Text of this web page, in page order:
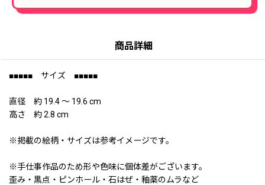
商品詳細
■■■■■ サイズ ■■■■■
直径 約 19.4 〜 19.6 cm
高さ 約 2.8 cm
※掲載の絵柄・サイズは参考イメージです。
※手仕事作品のため形や色味に個体差がございます。
歪み・黒点・ピンホール・石はぜ・釉薬のムラなど